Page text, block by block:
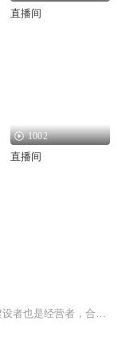
直播间
1002
直播间